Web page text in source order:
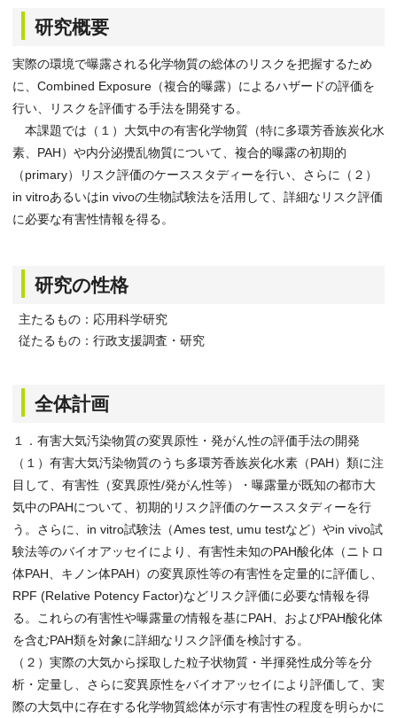
研究概要
実際の環境で曝露される化学物質の総体のリスクを把握するため
に、Combined Exposure（複合的曝露）によるハザードの評価を
行い、リスクを評価する手法を開発する。
本課題では（１）大気中の有害化学物質（特に多環芳香族炭化水
素、PAH）や内分泌攪乱物質について、複合的曝露の初期的
（primary）リスク評価のケーススタディーを行い、さらに（２）
in vitroあるいはin vivoの生物試験法を活用して、詳細なリスク評価
に必要な有害性情報を得る。
研究の性格
主たるもの：応用科学研究
従たるもの：行政支援調査・研究
全体計画
１．有害大気汚染物質の変異原性・発がん性の評価手法の開発
（１）有害大気汚染物質のうち多環芳香族炭化水素（PAH）類に注
目して、有害性（変異原性/発がん性等）・曝露量が既知の都市大
気中のPAHについて、初期的リスク評価のケーススタディーを行
う。さらに、in vitro試験法（Ames test, umu testなど）やin vivo試
験法等のバイオアッセイにより、有害性未知のPAH酸化体（ニトロ
体PAH、キノン体PAH）の変異原性等の有害性を定量的に評価し、
RPF (Relative Potency Factor)などリスク評価に必要な情報を得
る。これらの有害性や曝露量の情報を基にPAH、およびPAH酸化体
を含むPAH類を対象に詳細なリスク評価を検討する。
（２）実際の大気から採取した粒子状物質・半揮発性成分等を分
析・定量し、さらに変異原性をバイオアッセイにより評価して、実
際の大気中に存在する化学物質総体が示す有害性の程度を明らかに